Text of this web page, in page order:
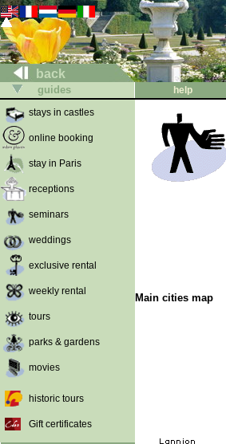
back
guides help
stays in castles
online booking
stay in Paris
receptions
seminars
weddings
exclusive rental
weekly rental
tours
parks & gardens
movies
historic tours
Gift certificates
Main cities map